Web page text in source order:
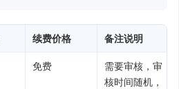
续费价格 备注说明
免费
需要审核，审
核时间随机，